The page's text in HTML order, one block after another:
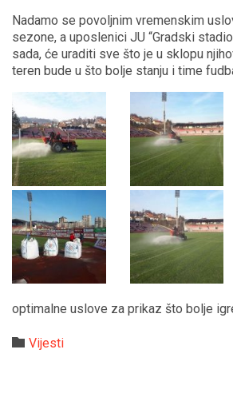
Nadamo se povoljnim vremenskim
sezone, a uposlenici JU “Gradski
sada, će uraditi sve što je u sklopu
teren bude u što bolje stanju i time
optimalne uslove za prikaz što bolje
 Category
Vijesti